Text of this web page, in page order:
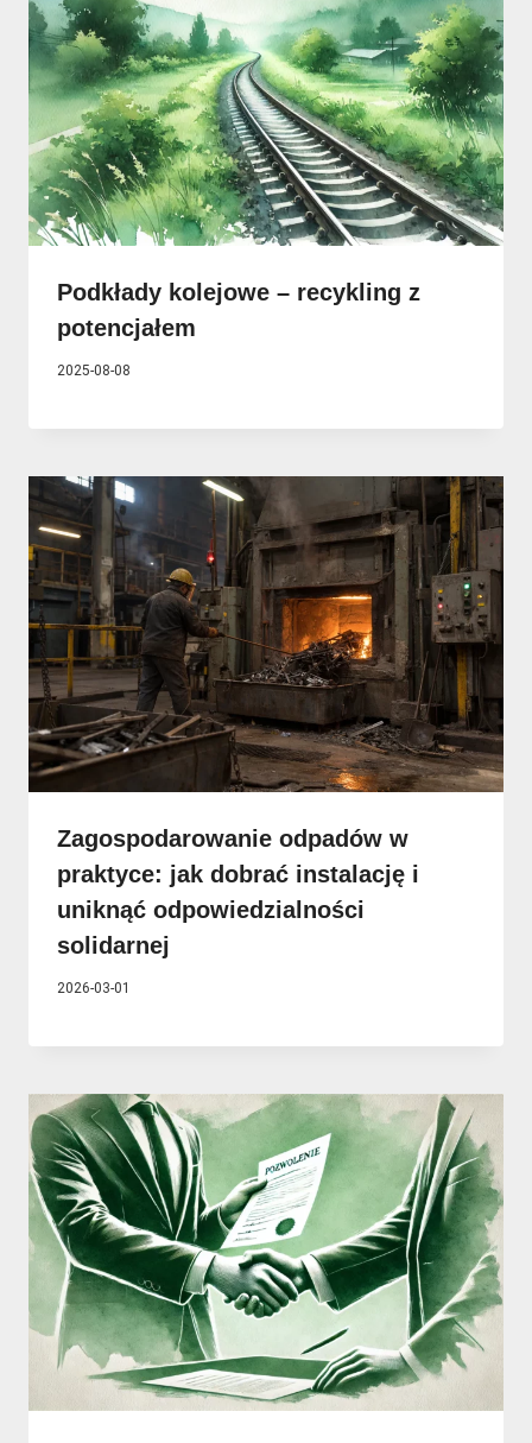
Podkłady kolejowe – recykling z
potencjałem
2025-08-08
Zagospodarowanie odpadów w
praktyce: jak dobrać instalację i
uniknąć odpowiedzialności
solidarnej
2026-03-01